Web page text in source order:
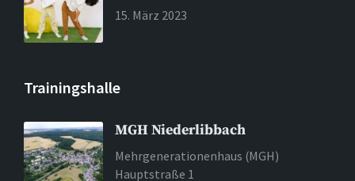
15. März 2023
Trainingshalle
MGH Niederlibbach
Mehrgenerationenhaus (MGH)
Hauptstraße 1